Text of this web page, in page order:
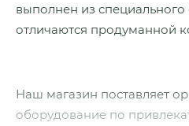
выполнен из
отличаются продуманной
Наш магазин поставляет
оборудование по